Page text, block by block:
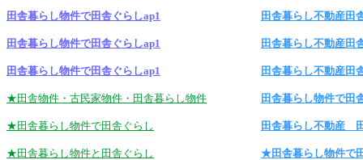
田舎暮らし物件で田舎ぐらしap1
田舎暮らし物件で田舎ぐらしap1
田舎暮らし物件で田舎ぐらしap1
★田舎物件・古民家物件・田舎暮らし物件
★田舎暮らし物件で田舎ぐらし
★田舎暮らし物件と田舎ぐらし
田舎暮らし不動産田
田舎暮らし不動産田
田舎暮らし不動産田
田舎暮らし物件で田
田舎暮らし不動産
★田舎暮らし物件で